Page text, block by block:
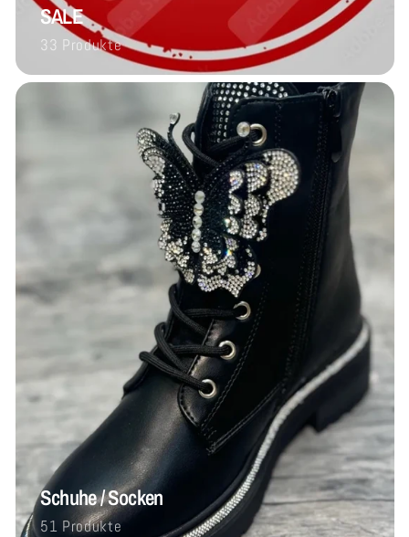
SALE
33 Produkte
Schuhe / Socken
51 Produkte